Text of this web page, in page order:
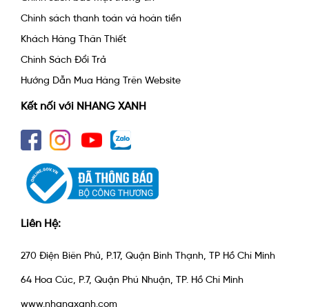
Chính sách thanh toán và hoàn tiền
Khách Hàng Thân Thiết
Chính Sách Đổi Trả
Hướng Dẫn Mua Hàng Trên Website
Kết nối với NHANG XANH
Liên Hệ:
270 Điện Biên Phủ, P.17, Quận Bình Thạnh, TP Hồ Chí Minh
64 Hoa Cúc, P.7, Quận Phú Nhuận, TP. Hồ Chí Minh
www.nhangxanh.com